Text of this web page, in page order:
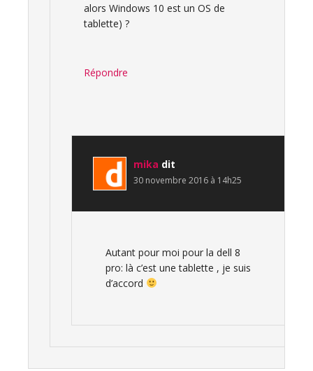
alors Windows 10 est un OS de
tablette) ?
Répondre
mika dit
30 novembre 2016 à 14h25
Autant pour moi pour la dell 8
pro: là c’est une tablette , je suis
d’accord